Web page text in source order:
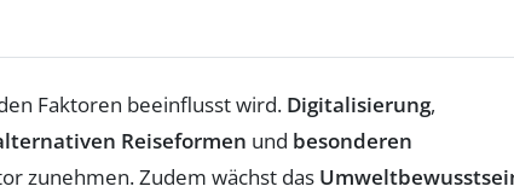
Faktoren beeinflusst wird. Digitalisierung,
Reiseformen und besonderen
zunehmen. Zudem wächst das